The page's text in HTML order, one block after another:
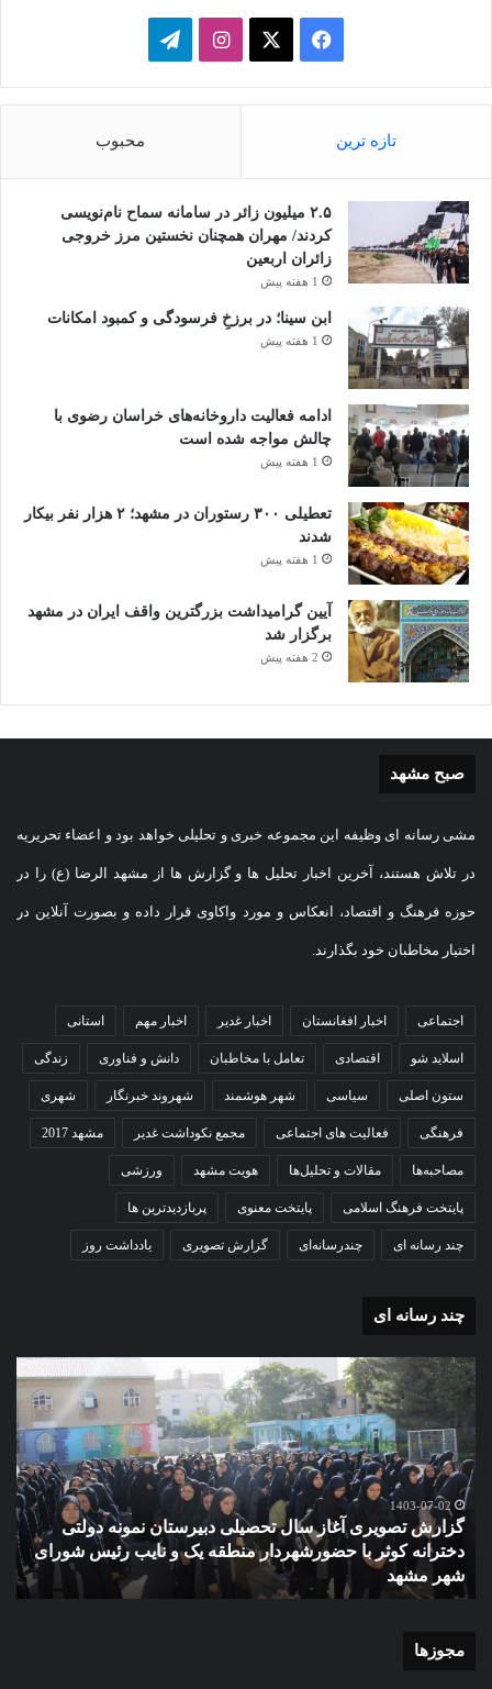
فیسبوک ایکساینستاگرامتلگرام
تازه ترین محبوب
۲.۵ میلیون زائر در سامانه سماح نام‌نویسی
کردند/ مهران همچنان نخستین مرز خروجی
زائران اربعین
1 هفته پیش
ابن سینا؛ در برزخِ فرسودگی و کمبود امکانات
1 هفته پیش
ادامه فعالیت داروخانه‌های خراسان رضوی با
چالش مواجه شده است
1 هفته پیش
تعطیلی ۳۰۰ رستوران در مشهد؛ ۲ هزار نفر بیکار
شدند
1 هفته پیش
آیین گرامیداشت بزرگترین واقف ایران در مشهد
برگزار شد
2 هفته پیش
صبح مشهد
مشی رسانه ای وظیفه این مجموعه خبری و تحلیلی خواهد بود و اعضاء تحریریه
در تلاش هستند، آخرین اخبار تحلیل ها و گزارش ها از مشهد الرضا (ع) را در
حوزه فرهنگ و اقتصاد، انعکاس و مورد واکاوی قرار داده و بصورت آنلاین در
اختیار مخاطبان خود بگذارند.
اجتماعی اخبار افغانستان اخبار غدیر اخبار مهم استانی
اسلاید شو اقتصادی تعامل با مخاطبان دانش و فناوری زندگی
ستون اصلی سیاسی شهر هوشمند شهروند خبرنگار شهری
فرهنگی فعالیت های اجتماعی مجمع نکوداشت غدیر مشهد 2017
مصاحبه‌ها مقالات و تحلیل‌ها هویت مشهد ورزشی
پایتخت فرهنگ اسلامی پایتخت معنوی پربازدیدترین ها
چند رسانه ای چندرسانه‌ای گزارش تصویری یادداشت روز
چند رسانه ای
گزارش
تصویری
آغاز
سال
تحصیلی
دبیرستان
نمونه
دولتی
دخترانه
کوثر
با
1403-07-02
گزارش تصویری آغاز سال تحصیلی دبیرستان نمونه دولتی
دخترانه کوثر با حضورشهردار منطقه یک و نایب رئیس شورای
شهر مشهد
مجوزها